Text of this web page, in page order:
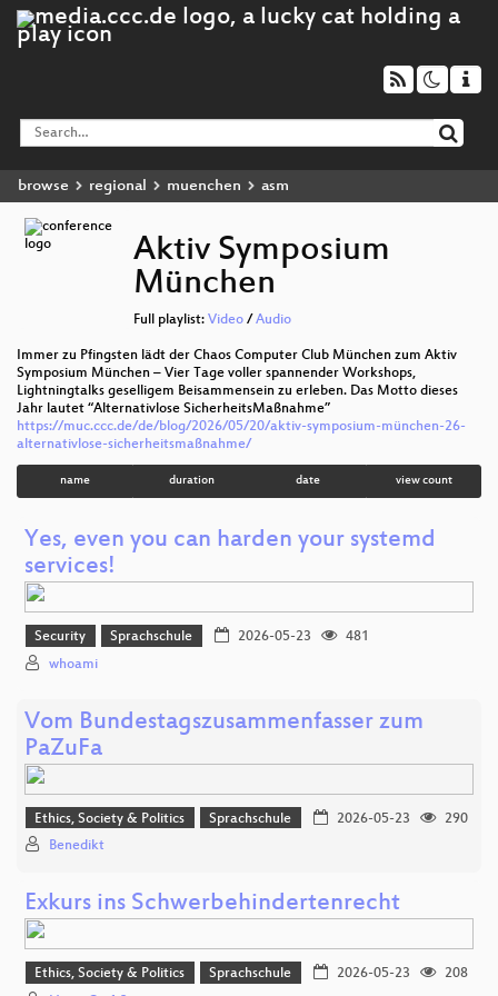
browse regional muenchen asm
Aktiv Symposium
München
Full playlist: Video/ Audio
Immer zu Pfingsten lädt der Chaos Computer Club München zum Aktiv
Symposium München – Vier Tage voller spannender Workshops,
Lightningtalks geselligem Beisammensein zu erleben. Das Motto dieses
Jahr lautet “Alternativlose SicherheitsMaßnahme”
https://muc.ccc.de/de/blog/2026/05/20/aktiv-symposium-münchen-26-
alternativlose-sicherheitsmaßnahme/
name duration date view count
Yes, even you can harden your systemd
services!
Security Sprachschule 2026-05-23
481
whoami
Vom Bundestagszusammenfasser zum
PaZuFa
Ethics, Society & Politics Sprachschule 2026-05-23
290
Benedikt
Exkurs ins Schwerbehindertenrecht
Ethics, Society & Politics Sprachschule 2026-05-23
208